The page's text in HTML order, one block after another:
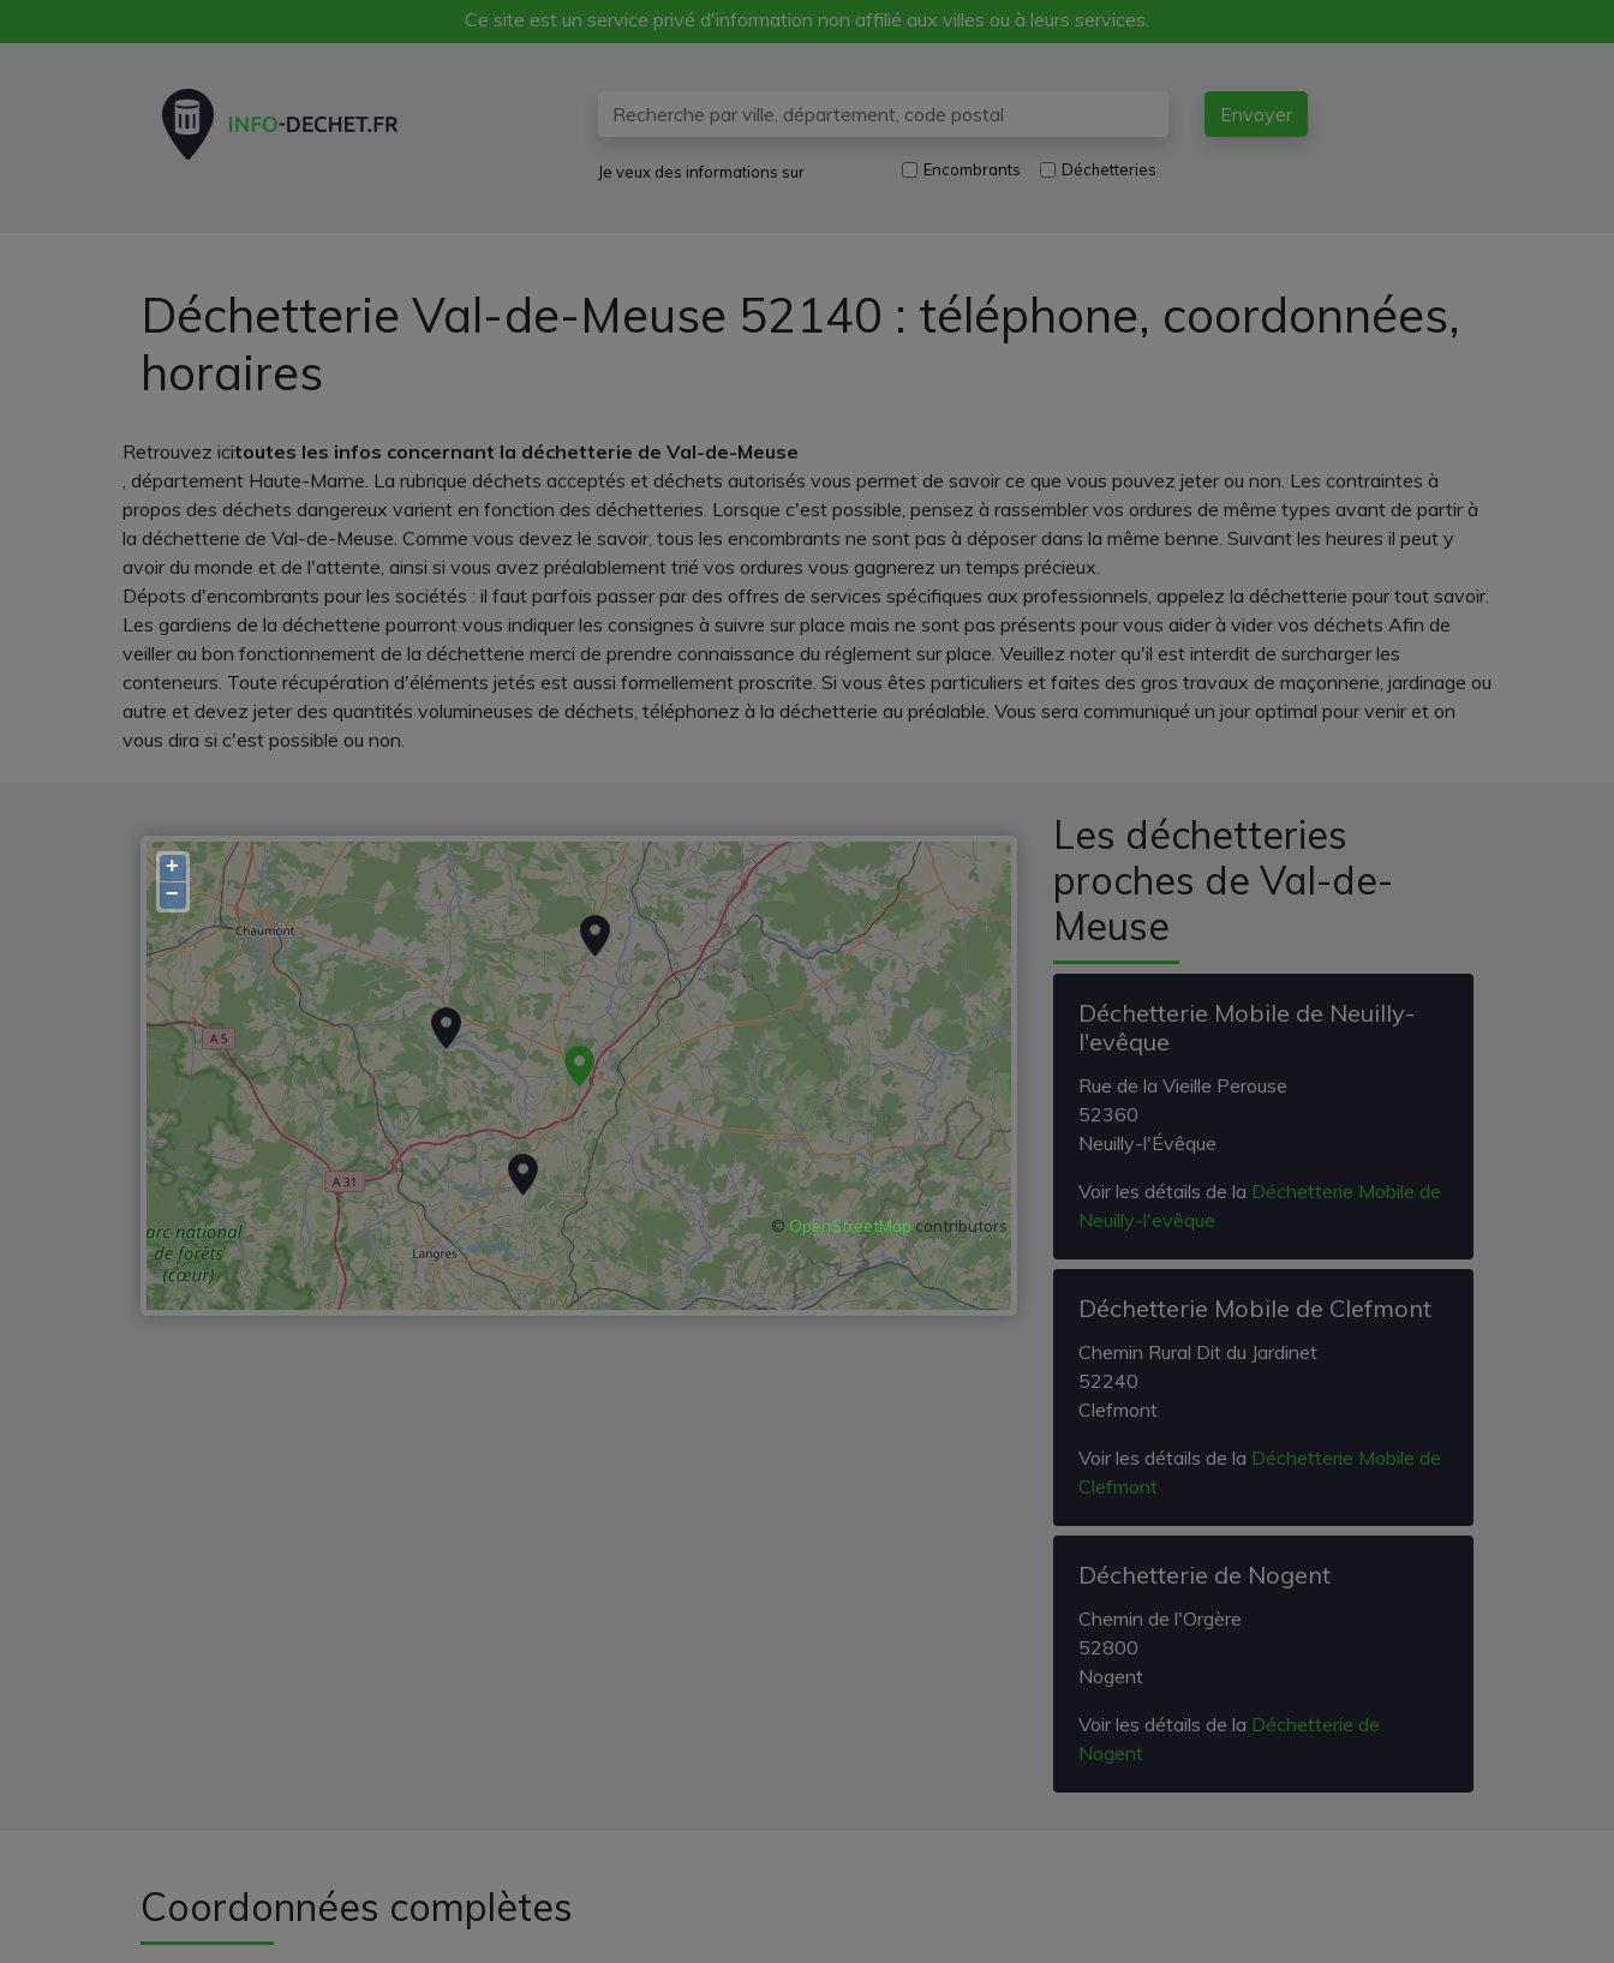
Ce site est un service privé d'information non affilié aux villes ou à leurs services.
Envoyer
Je veux des informations sur Encombrants Déchetteries
Déchetterie Val-de-Meuse 52140 : téléphone, coordonnées,
horaires
Retrouvez icitoutes les infos concernant la déchetterie de Val-de-Meuse
, département Haute-Marne. La rubrique déchets acceptés et déchets autorisés vous permet de savoir ce que vous pouvez jeter ou non. Les contraintes à
propos des déchets dangereux varient en fonction des déchetteries. Lorsque c'est possible, pensez à rassembler vos ordures de même types avant de partir à
la déchetterie de Val-de-Meuse. Comme vous devez le savoir, tous les encombrants ne sont pas à déposer dans la même benne. Suivant les heures il peut y
avoir du monde et de l'attente, ainsi si vous avez préalablement trié vos ordures vous gagnerez un temps précieux.
Dépots d'encombrants pour les sociétés : il faut parfois passer par des offres de services spécifiques aux professionnels, appelez la déchetterie pour tout savoir.
Les gardiens de la déchetterie pourront vous indiquer les consignes à suivre sur place mais ne sont pas présents pour vous aider à vider vos déchets Afin de
veiller au bon fonctionnement de la déchetterie merci de prendre connaissance du réglement sur place. Veuillez noter qu'il est interdit de surcharger les
conteneurs. Toute récupération d'éléments jetés est aussi formellement proscrite. Si vous êtes particuliers et faites des gros travaux de maçonnerie, jardinage ou
autre et devez jeter des quantités volumineuses de déchets, téléphonez à la déchetterie au préalable. Vous sera communiqué un jour optimal pour venir et on
vous dira si c'est possible ou non.
+
−
© OpenStreetMapcontributors
Les déchetteries
proches de Val-de-
Meuse
Déchetterie Mobile de Neuilly-
l'evêque
Rue de la Vieille Perouse
52360
Neuilly-l'Évêque
Voir les détails de la Déchetterie Mobile de
Neuilly-l'evêque
Déchetterie Mobile de Clefmont
Chemin Rural Dit du Jardinet
52240
Clefmont
Voir les détails de la Déchetterie Mobile de
Clefmont
Déchetterie de Nogent
Chemin de l'Orgère
52800
Nogent
Voir les détails de la Déchetterie de
Nogent
Coordonnées complètes